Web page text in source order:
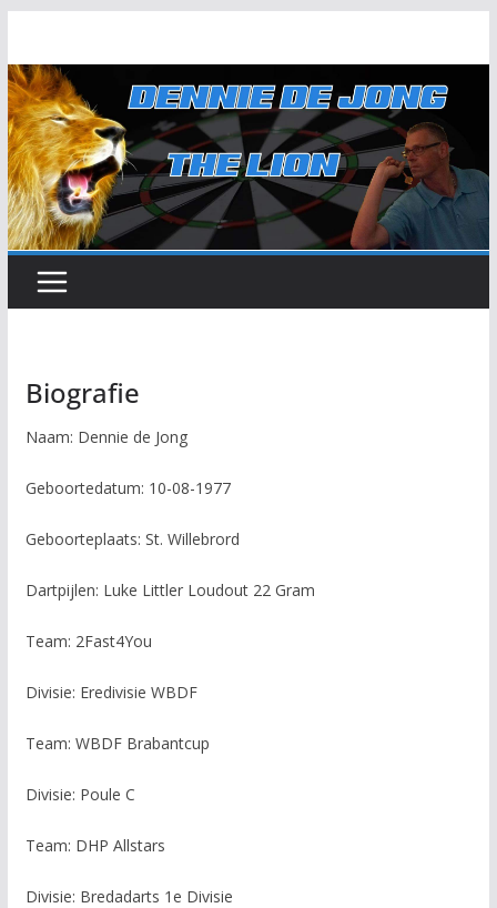
de
inhoud
Biografie
Naam: Dennie de Jong
Geboortedatum: 10-08-1977
Geboorteplaats: St. Willebrord
Dartpijlen: Luke Littler Loudout 22 Gram
Team: 2Fast4You
Divisie: Eredivisie WBDF
Team: WBDF Brabantcup
Divisie: Poule C
Team: DHP Allstars
Divisie: Bredadarts 1e Divisie